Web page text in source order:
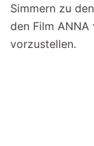
Simmern zu
den Film ANNA
vorzustellen.